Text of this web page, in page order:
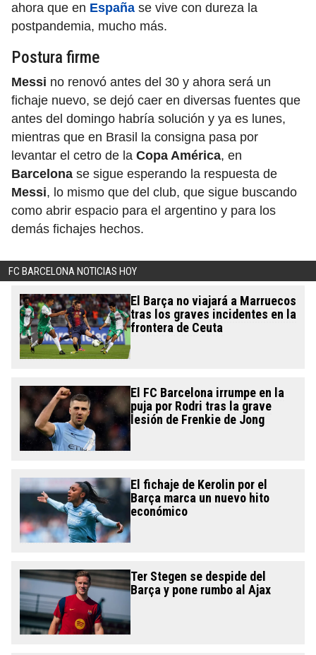
ahora que en España se vive con dureza la
postpandemia, mucho más.
Postura firme
Messi no renovó antes del 30 y ahora será un
fichaje nuevo, se dejó caer en diversas fuentes que
antes del domingo habría solución y ya es lunes,
mientras que en Brasil la consigna pasa por
levantar el cetro de la Copa América, en
Barcelona se sigue esperando la respuesta de
Messi, lo mismo que del club, que sigue buscando
como abrir espacio para el argentino y para los
demás fichajes hechos.
FC BARCELONA NOTICIAS HOY
El Barça no viajará a Marruecos
tras los graves incidentes en la
frontera de Ceuta
El FC Barcelona irrumpe en la
puja por Rodri tras la grave
lesión de Frenkie de Jong
El fichaje de Kerolin por el
Barça marca un nuevo hito
económico
Ter Stegen se despide del
Barça y pone rumbo al Ajax